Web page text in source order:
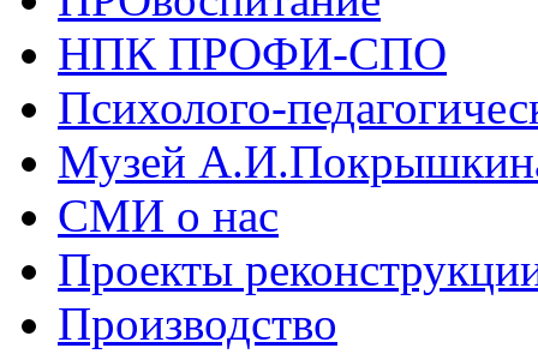
НПК ПРОФИ-СПО
Психолого-
Музей
СМИ о нас
Проекты
Производство